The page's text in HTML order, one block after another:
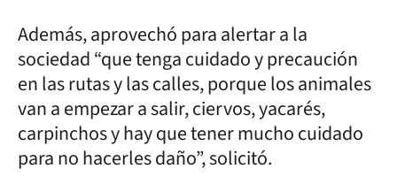
Además, aprovechó para alertar a la
sociedad “que tenga cuidado y precaución
en las rutas y las calles, porque los animales
van a empezar a salir, ciervos, yacarés,
carpinchos y hay que tener mucho cuidado
para no hacerles daño”, solicitó.